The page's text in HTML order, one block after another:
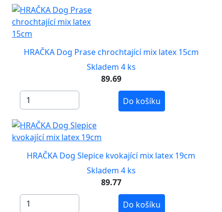
HRAČKA Dog Prase chrochtající mix latex 15cm
Skladem 4 ks
89.69
Do košíku
HRAČKA Dog Slepice kvokající mix latex 19cm
Skladem 4 ks
89.77
Do košíku